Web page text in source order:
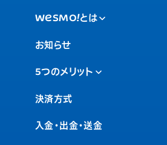
WESMO!とは
お知らせ
5つのメリット
決済方式
入金・出金・送金